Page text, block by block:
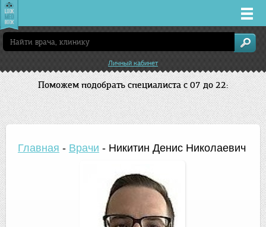
Врачи
Клиники
Заболевания
Личный кабинет
Поможем подобрать специалиста с 07 до 22:
Главная - Врачи - Никитин Денис Николаевич